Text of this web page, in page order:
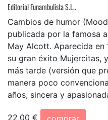
Editorial Funambulista S.L..
Cambios de humor
publicada por la famosa
May Alcott. Aparecida en
su gran éxito Mujercitas,
más tarde (versión que
manera poco
años, sincera y
22,00 €